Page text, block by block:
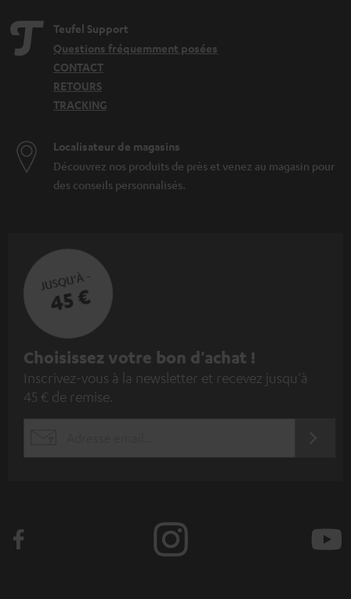
Teufel Support
Questions fréquemment posées
CONTACT
RETOURS
TRACKING
Localisateur de magasins
Découvrez nos produits de près et venez au magasin pour
des conseils personnalisés.
JUSQU'À -
45 €
I
n
s
z
Choisissez votre bon d'achat !
Inscrivez-vous à la newsletter et recevez jusqu'à
45 € de remise.